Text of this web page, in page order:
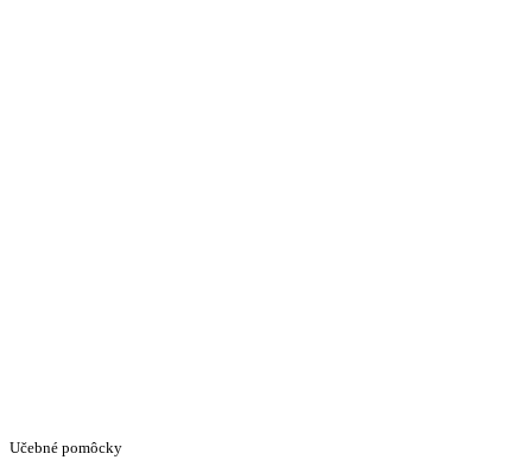
Učebné pomôcky